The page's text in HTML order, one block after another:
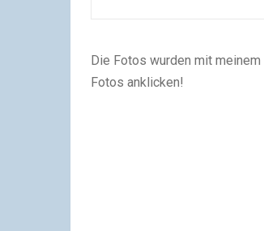
Die Fotos wurden mit meinem
Fotos anklicken!